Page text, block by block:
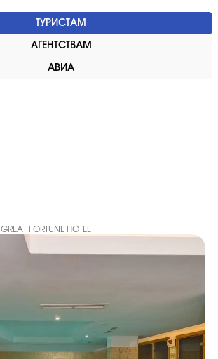
ТУРИСТАМ
АГЕНТСТВАМ
АВИА
GREAT FORTUNE HOTEL